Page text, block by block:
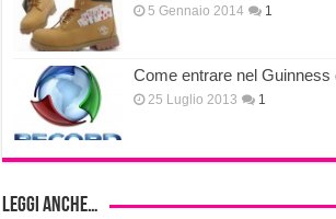
5 Gennaio 2014 1
Come entrare nel Guinness
25 Luglio 2013 1
Leggi anche…